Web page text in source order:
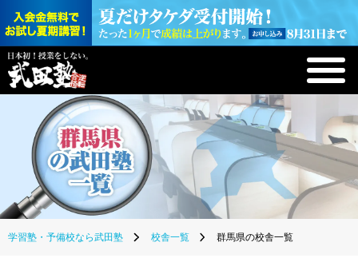
学習塾・予備校なら武田塾 校舎一覧 群馬県の校舎一覧